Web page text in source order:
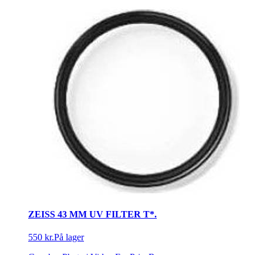
ZEISS 43 MM UV FILTER T*.
550 kr.På lager